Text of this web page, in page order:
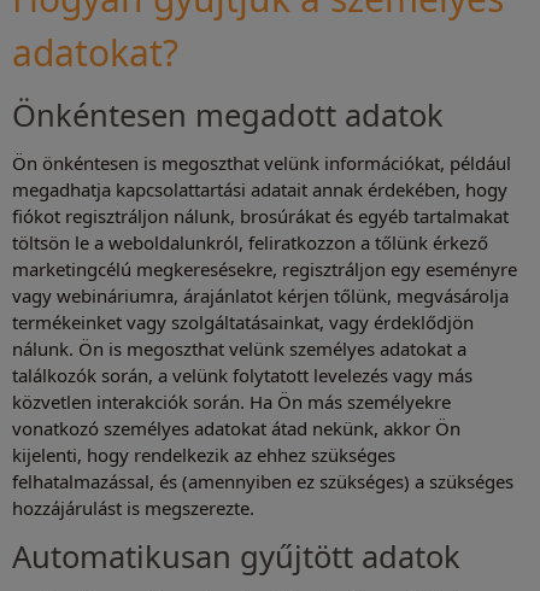
adatokat?
Önkéntesen megadott adatok
Ön önkéntesen is megoszthat velünk információkat, például
megadhatja kapcsolattartási adatait annak érdekében, hogy
fiókot regisztráljon nálunk, brosúrákat és egyéb tartalmakat
töltsön le a weboldalunkról, feliratkozzon a tőlünk érkező
marketingcélú megkeresésekre, regisztráljon egy eseményre
vagy webináriumra, árajánlatot kérjen tőlünk, megvásárolja
termékeinket vagy szolgáltatásainkat, vagy érdeklődjön
nálunk. Ön is megoszthat velünk személyes adatokat a
találkozók során, a velünk folytatott levelezés vagy más
közvetlen interakciók során. Ha Ön más személyekre
vonatkozó személyes adatokat átad nekünk, akkor Ön
kijelenti, hogy rendelkezik az ehhez szükséges
felhatalmazással, és (amennyiben ez szükséges) a szükséges
hozzájárulást is megszerezte.
Automatikusan gyűjtött adatok